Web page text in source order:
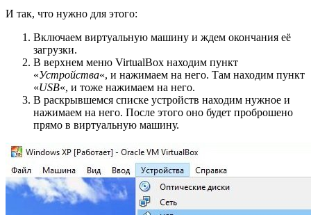
И так, что нужно для этого:
Включаем виртуальную машину и ждем окончания её
загрузки.
В верхнем меню VirtualBox находим пункт
«Устройства«, и нажимаем на него. Там находим пункт
«USB«, и тоже нажимаем на него.
В раскрывшемся списке устройств находим нужное и
нажимаем на него. После этого оно будет проброшено
прямо в виртуальную машину.